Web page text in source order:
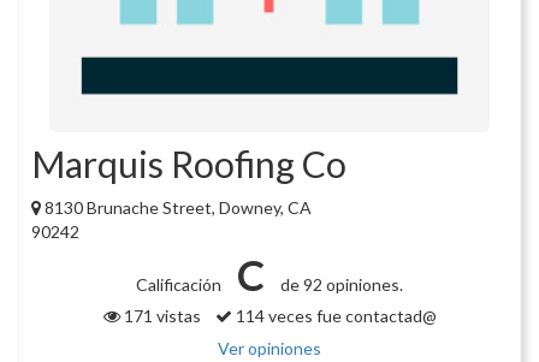
Marquis Roofing Co
8130 Brunache Street, Downey, CA
90242
Calificación C
de 92 opiniones.
171 vistas
114 veces fue contactad@
Ver opiniones